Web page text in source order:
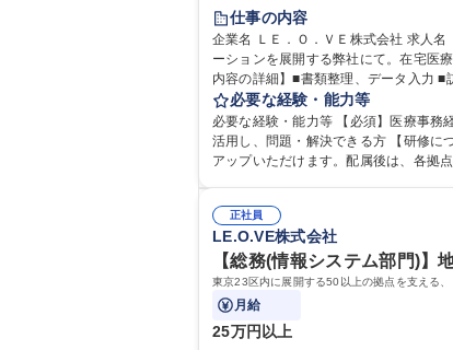
仕事の内容
企業名 ＬＥ．Ｏ．ＶＥ株式会社 求人名 【名古屋/医療事務】未経験歓迎/服装・髪型自由/残業少/研修充実/地域貢献直結 仕事の内容 東京・愛知など全国で複数の訪問看護ステ
ーションを展開する弊社にて。在宅医療
内容の詳細】■書類整理、データ入力
流れ】◎上旬：訪問看護の訪問実績を
必要な経験・能力等
必要な経験・能力等 【必須】医療事務
活用し、問題・解決できる方 【研修について】未経験の方でも安心の約2ヶ月間の研修制度があり、他店舗での実務研修を経て配属となります。未経験でも安心してキャッチ
アップいただけます。配属後は、各拠
正社員
LE.O.VE株式会社
【総務(情報システム部門)】
東京23区内に展開する50以上の拠点を支える
月給
25万円以上